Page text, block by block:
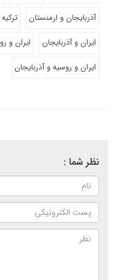
آذربایجان و ارمنستان
ایران و آذربایجان
ایران و
ایران و روسیه و آذربایجان
نظر شما :